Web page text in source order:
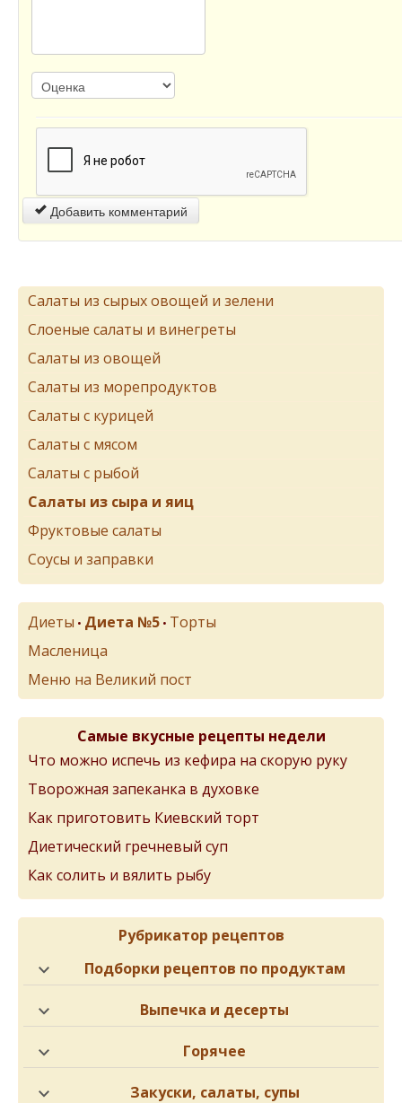
Добавить комментарий
Салаты из сырых овощей и зелени
Слоеные салаты и винегреты
Салаты из овощей
Салаты из морепродуктов
Салаты с курицей
Салаты с мясом
Салаты с рыбой
Салаты из сыра и яиц
Фруктовые салаты
Соусы и заправки
Диеты • Диета №5 • Торты
Масленица
Меню на Великий пост
Самые вкусные рецепты недели
Что можно испечь из кефира на скорую руку
Творожная запеканка в духовке
Как приготовить Киевский торт
Диетический гречневый суп
Как солить и вялить рыбу
Рубрикатор рецептов
Подборки рецептов по продуктам
Выпечка и десерты
Горячее
Закуски, салаты, супы